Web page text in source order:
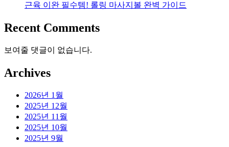
근육 이완 필수템! 롤링 마사지볼 완벽 가이드
Recent Comments
보여줄 댓글이 없습니다.
Archives
2026년 1월
2025년 12월
2025년 11월
2025년 10월
2025년 9월